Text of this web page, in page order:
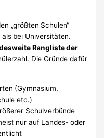
„größten Schulen“
bei Universitäten.
Rangliste der
Die Gründe dafür
(Gymnasium,
etc.)
Schulverbünde
nur auf Landes- oder